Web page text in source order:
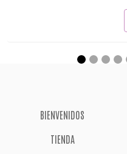
BIENVENIDOS
TIENDA